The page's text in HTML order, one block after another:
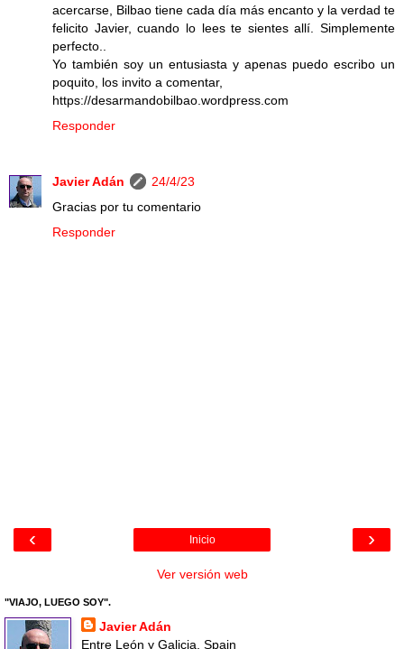
acercarse, Bilbao tiene cada día más encanto y la verdad te
felicito Javier, cuando lo lees te sientes allí. Simplemente
perfecto..
Yo también soy un entusiasta y apenas puedo escribo un
poquito, los invito a comentar,
https://desarmandobilbao.wordpress.com
Responder
Javier Adán
24/4/23
Gracias por tu comentario
Responder
‹ ›
Inicio
Ver versión web
"VIAJO, LUEGO SOY".
Javier Adán
Entre León y Galicia, Spain